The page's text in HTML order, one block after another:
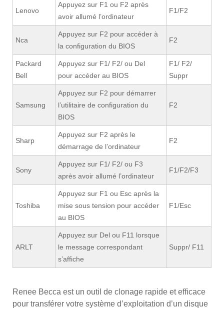
Lenovo
Appuyez sur F1 ou F2 après
avoir allumé l’ordinateur
F1/F2
Nca
Appuyez sur F2 pour accéder à
la configuration du BIOS
F2
Packard
Bell
Appuyez sur F1/ F2/ ou Del
pour accéder au BIOS
F1/ F2/
Suppr
Samsung
Appuyez sur F2 pour démarrer
l’utilitaire de configuration du
BIOS
F2
Sharp
Appuyez sur F2 après le
démarrage de l’ordinateur
F2
Sony
Appuyez sur F1/ F2/ ou F3
après avoir allumé l’ordinateur
F1/F2/F3
Toshiba
Appuyez sur F1 ou Esc après la
mise sous tension pour accéder
au BIOS
F1/Esc
ARLT
Appuyez sur Del ou F11 lorsque
le message correspondant
s’affiche
Suppr/ F11
Renee Becca est un outil de clonage rapide et efficace
pour transférer votre système d’exploitation d’un disque